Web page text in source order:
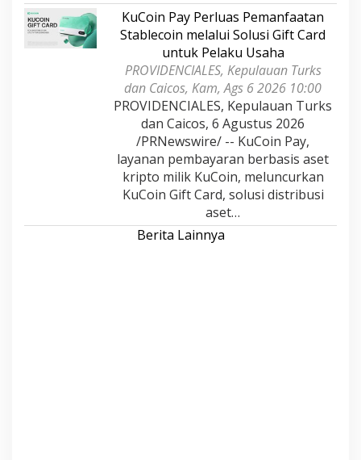
KuCoin Pay Perluas Pemanfaatan
Stablecoin melalui Solusi Gift Card
untuk Pelaku Usaha
PROVIDENCIALES, Kepulauan Turks
dan Caicos, Kam, Ags 6 2026 10:00
PROVIDENCIALES, Kepulauan Turks
dan Caicos, 6 Agustus 2026
/PRNewswire/ -- KuCoin Pay,
layanan pembayaran berbasis aset
kripto milik KuCoin, meluncurkan
KuCoin Gift Card, solusi distribusi
aset…
Berita Lainnya